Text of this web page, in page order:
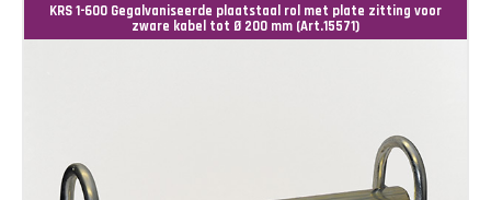
KRS 1-600 Gegalvaniseerde plaatstaal rol met plate zitting voor
zware kabel tot Ø 200 mm (Art.15571)